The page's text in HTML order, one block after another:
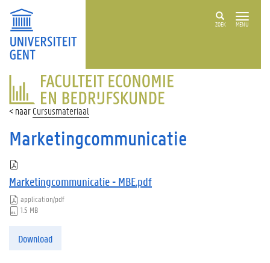
ZOEK MENU
FACULTEIT
ECONOMIE
EN
BEDRIJFSKUNDE
Cursusmateriaal
Marketingcommunicatie
Marketingcommunicatie - MBE.pdf
application/pdf
1.5 MB
Download